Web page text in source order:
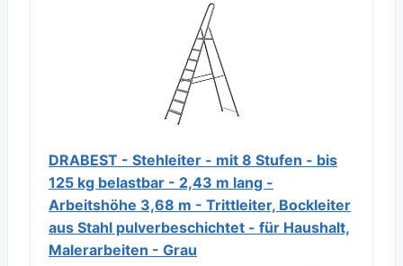
DRABEST - Stehleiter - mit 8 Stufen - bis
125 kg belastbar - 2,43 m lang -
Arbeitshöhe 3,68 m - Trittleiter, Bockleiter
aus Stahl pulverbeschichtet - für Haushalt,
Malerarbeiten - Grau